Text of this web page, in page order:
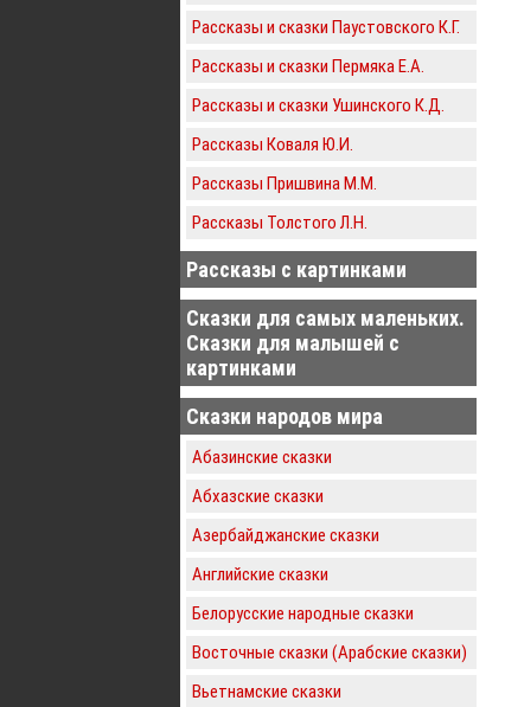
Рассказы и сказки Паустовского К.Г.
Рассказы и сказки Пермяка Е.А.
Рассказы и сказки Ушинского К.Д.
Рассказы Коваля Ю.И.
Рассказы Пришвина М.М.
Рассказы Толстого Л.Н.
Рассказы с картинками
Сказки для самых маленьких.
Сказки для малышей с
картинками
Сказки народов мира
Абазинские сказки
Абхазские сказки
Азербайджанские сказки
Английские сказки
Белорусские народные сказки
Восточные сказки (Арабские сказки)
Вьетнамские сказки